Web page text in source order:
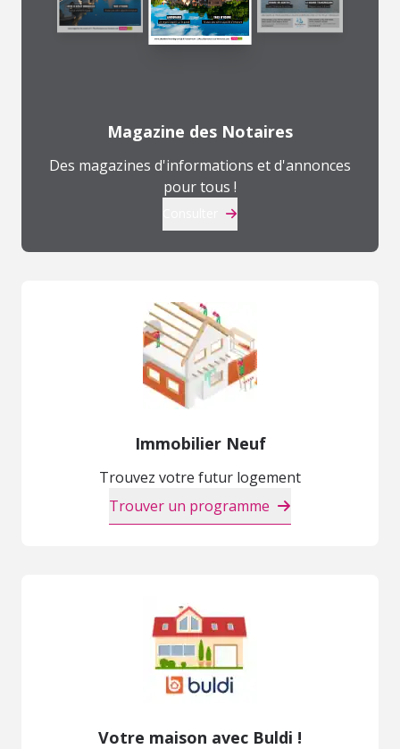
Magazine des Notaires
Des magazines d'informations et d'annonces
pour tous !
Immobilier Neuf
Trouvez votre futur logement
Trouver un programme
Votre maison avec Buldi !